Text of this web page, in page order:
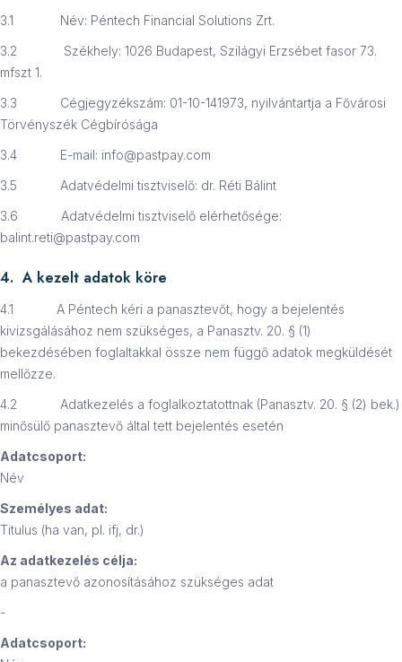
3.1 Név: Péntech Financial Solutions Zrt.
3.2 Székhely: 1026 Budapest, Szilágyi Erzsébet fasor 73.
mfszt 1.
3.3 Cégjegyzékszám: 01-10-141973, nyilvántartja a Fővárosi
Törvényszék Cégbírósága
3.4 E-mail: info@pastpay.com
3.5 Adatvédelmi tisztviselő: dr. Réti Bálint
3.6 Adatvédelmi tisztviselő elérhetősége:
balint.reti@pastpay.com
4. A kezelt adatok köre
4.1 A Péntech kéri a panasztevőt, hogy a bejelentés
kivizsgálásához nem szükséges, a Panasztv. 20. § (1)
bekezdésében foglaltakkal össze nem függő adatok megküldését
mellőzze.
4.2 Adatkezelés a foglalkoztatottnak (Panasztv. 20. § (2) bek.)
minősülő panasztevő által tett bejelentés esetén
Adatcsoport:
Név
Személyes adat:
Titulus (ha van, pl. ifj, dr.)
Az adatkezelés célja:
a panasztevő azonosításához szükséges adat
-
Adatcsoport: